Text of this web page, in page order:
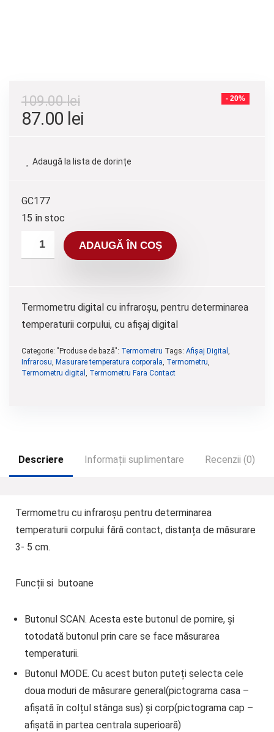
- 20%
109.00lei
87.00 lei
Adaugă la lista de dorințe
GC177
15 în stoc
ADAUGĂ ÎN COȘ
Termometru digital cu infraroșu, pentru determinarea
temperaturii corpului, cu afișaj digital
Categorie: "Produse de bază": Termometru Tags: Afișaj Digital
Infrarosu Masurare temperatura corporala Termometru
Termometru digital
Termometru Fara Contact
Descriere Informații suplimentare Recenzii (0)
Termometru cu infraroșu pentru determinarea
temperaturii corpului fără contact, distanța de măsurare
3- 5 cm.
Funcții si butoane
Butonul SCAN. Acesta este butonul de pornire, și
totodată butonul prin care se face măsurarea
temperaturii.
Butonul MODE. Cu acest buton puteți selecta cele
doua moduri de măsurare general(pictograma casa –
afișată în colțul stânga sus) și corp(pictograma cap –
afișată in partea centrala superioară)